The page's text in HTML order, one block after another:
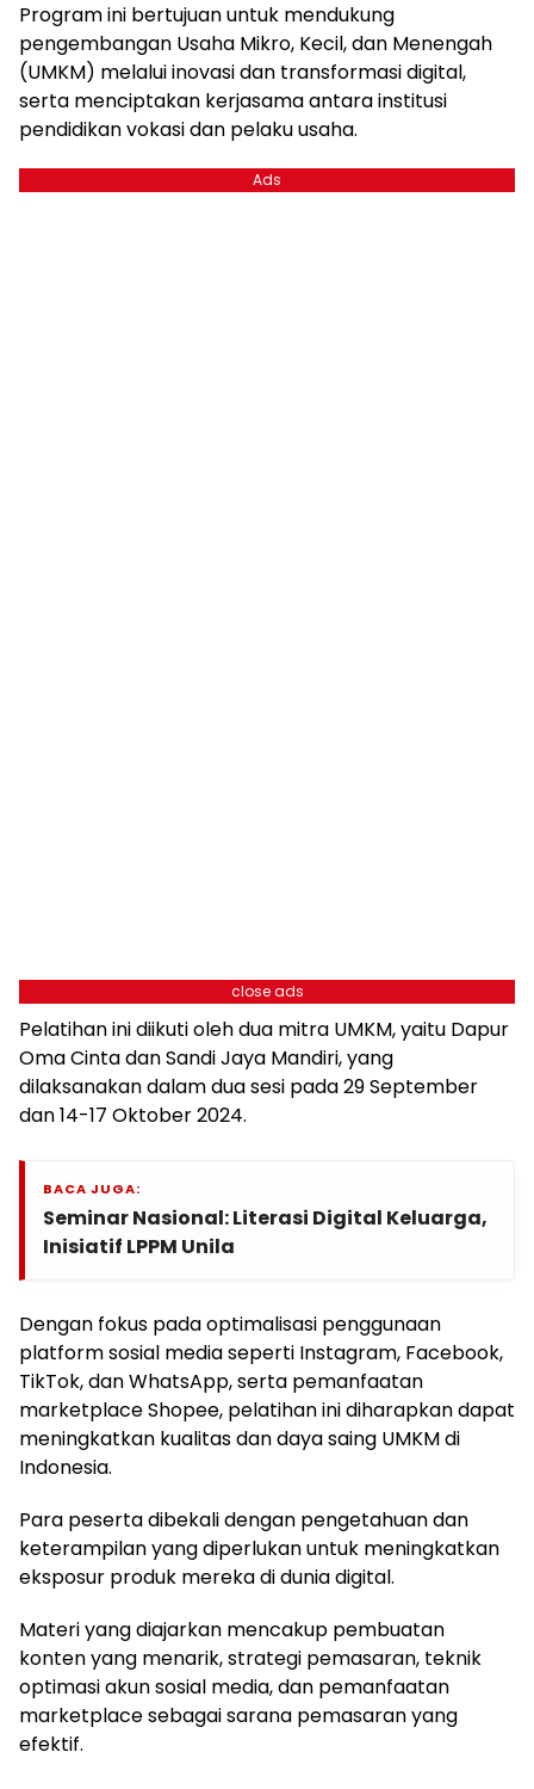
Program ini bertujuan untuk mendukung
pengembangan Usaha Mikro, Kecil, dan Menengah
(UMKM) melalui inovasi dan transformasi digital,
serta menciptakan kerjasama antara institusi
pendidikan vokasi dan pelaku usaha.
Ads
close ads
Pelatihan ini diikuti oleh dua mitra UMKM, yaitu Dapur
Oma Cinta dan Sandi Jaya Mandiri, yang
dilaksanakan dalam dua sesi pada 29 September
dan 14-17 Oktober 2024.
BACA JUGA:
Seminar Nasional: Literasi Digital Keluarga,
Inisiatif LPPM Unila
Dengan fokus pada optimalisasi penggunaan
platform sosial media seperti Instagram, Facebook,
TikTok, dan WhatsApp, serta pemanfaatan
marketplace Shopee, pelatihan ini diharapkan dapat
meningkatkan kualitas dan daya saing UMKM di
Indonesia.
Para peserta dibekali dengan pengetahuan dan
keterampilan yang diperlukan untuk meningkatkan
eksposur produk mereka di dunia digital.
Materi yang diajarkan mencakup pembuatan
konten yang menarik, strategi pemasaran, teknik
optimasi akun sosial media, dan pemanfaatan
marketplace sebagai sarana pemasaran yang
efektif.